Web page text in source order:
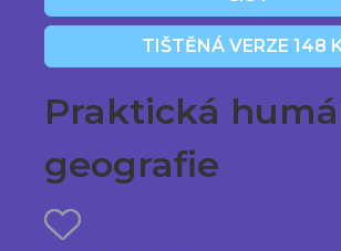
TIŠTĚNÁ VERZE 148
Praktická
geografie